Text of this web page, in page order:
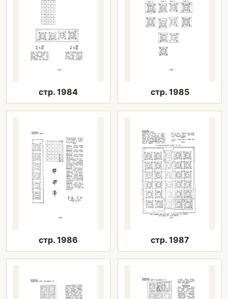
стр. 1984 стр. 1985
стр. 1986 стр. 1987